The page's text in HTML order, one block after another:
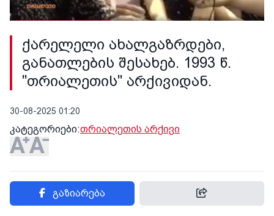
ქარელელი ახალგაზრდები,
განათლების შესახებ. 1993 წ.
"თრიალეთის" არქივიდან.
30-08-2025 01:20
კატეგორიები:თრიალეთის არქივი
გაზიარება